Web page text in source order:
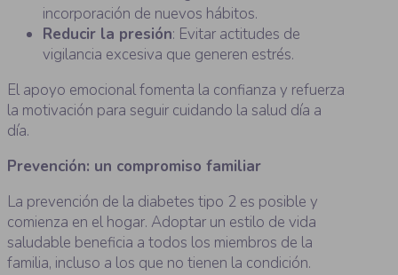
incorporación de nuevos hábitos.
Reducir la presión: Evitar actitudes de
vigilancia excesiva que generen estrés.
El apoyo emocional fomenta la confianza y refuerza
la motivación para seguir cuidando la salud día a
día.
Prevención: un compromiso familiar
La prevención de la diabetes tipo 2 es posible y
comienza en el hogar. Adoptar un estilo de vida
saludable beneficia a todos los miembros de la
familia, incluso a los que no tienen la condición.